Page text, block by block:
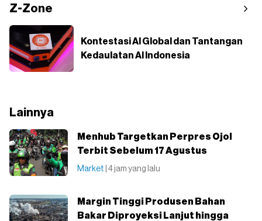
Z-Zone
Kontestasi AI Global dan Tantangan
Kedaulatan AI Indonesia
Lainnya
Menhub Targetkan Perpres Ojol
Terbit Sebelum 17 Agustus
Market | 4 jam yang lalu
Margin Tinggi Produsen Bahan
Bakar Diproyeksi Lanjut hingga